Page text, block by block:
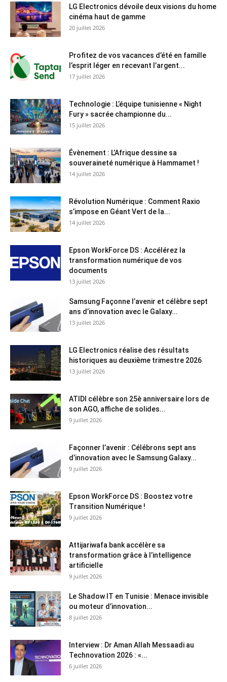
LG Electronics dévoile deux visions du home
cinéma haut de gamme
20 juillet 2026
Profitez de vos vacances d’été en famille
l’esprit léger en recevant l’argent...
17 juillet 2026
Technologie : L’équipe tunisienne « Night
Fury » sacrée championne du...
15 juillet 2026
Évènement : L’Afrique dessine sa
souveraineté numérique à Hammamet !
14 juillet 2026
Révolution Numérique : Comment Raxio
s’impose en Géant Vert de la...
14 juillet 2026
Epson WorkForce DS : Accélérez la
transformation numérique de vos
documents
13 juillet 2026
Samsung Façonne l’avenir et célèbre sept
ans d’innovation avec le Galaxy...
13 juillet 2026
LG Electronics réalise des résultats
historiques au deuxième trimestre 2026
13 juillet 2026
ATIDI célèbre son 25è anniversaire lors de
son AGO, affiche de solides...
9 juillet 2026
Façonner l’avenir : Célébrons sept ans
d’innovation avec le Samsung Galaxy...
9 juillet 2026
Epson WorkForce DS : Boostez votre
Transition Numérique !
9 juillet 2026
Attijariwafa bank accélère sa
transformation grâce à l’intelligence
artificielle
9 juillet 2026
Le Shadow IT en Tunisie : Menace invisible
ou moteur d’innovation...
8 juillet 2026
Interview : Dr Aman Allah Messaadi au
Technovation 2026 : «...
6 juillet 2026